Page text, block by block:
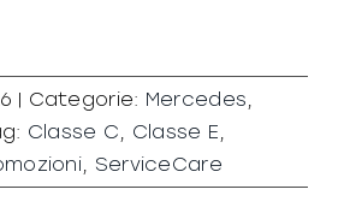
| Categorie: Mercedes,
Classe C, Classe E,
, ServiceCare